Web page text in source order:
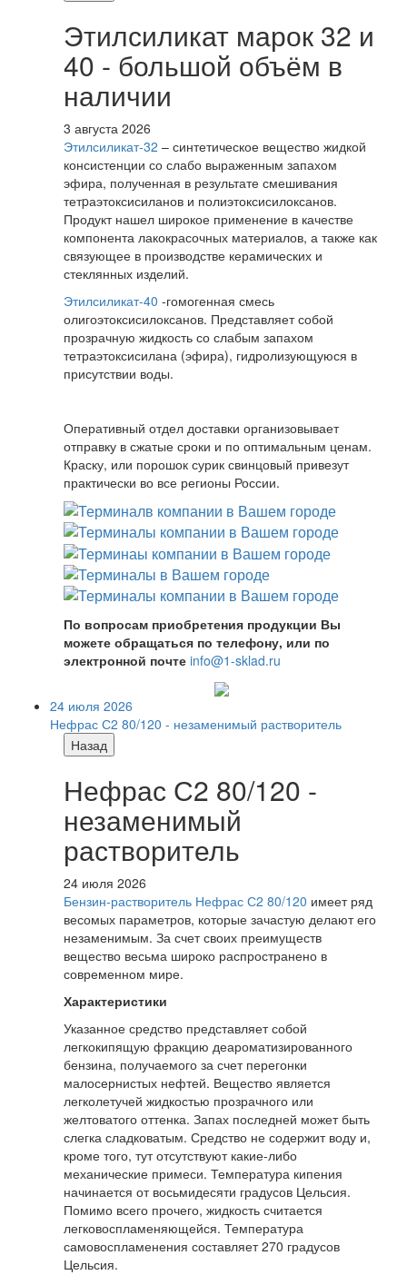
Этилсиликат марок 32 и
40 - большой объём в
наличии
3 августа 2026
Этилсиликат-32 – синтетическое вещество жидкой
консистенции со слабо выраженным запахом
эфира, полученная в результате смешивания
тетpаэтоксисиланов и полиэтоксисилоксанов.
Продукт нашел широкое применение в качестве
компонента лакокрасочных материалов, а также как
связующее в производстве керамических и
стеклянных изделий.
Этилсиликат-40 -гомогенная смесь
олигоэтоксисилоксанов. Представляет собой
прозрачную жидкость со слабым запахом
тетраэтоксисилана (эфира), гидролизующуюся в
присутствии воды.
Оперативный отдел доставки организовывает
отправку в сжатые сроки и по оптимальным ценам.
Краску, или порошок сурик свинцовый привезут
практически во все регионы России.
По вопросам приобретения продукции Вы
можете обращаться по телефону, или по
электронной почте info@1-sklad.ru
24 июля 2026
Нефрас С2 80/120 - незаменимый растворитель
Назад
Нефрас С2 80/120 -
незаменимый
растворитель
24 июля 2026
Бензин-растворитель Нефрас С2 80/120 имеет ряд
весомых параметров, которые зачастую делают его
незаменимым. За счет своих преимуществ
вещество весьма широко распространено в
современном мире.
Характеристики
Указанное средство представляет собой
легкокипящую фракцию деароматизированного
бензина, получаемого за счет перегонки
малосернистых нефтей. Вещество является
легколетучей жидкостью прозрачного или
желтоватого оттенка. Запах последней может быть
слегка сладковатым. Средство не содержит воду и,
кроме того, тут отсутствуют какие-либо
механические примеси. Температура кипения
начинается от восьмидесяти градусов Цельсия.
Помимо всего прочего, жидкость считается
легковоспламеняющейся. Температура
самовоспламенения составляет 270 градусов
Цельсия.